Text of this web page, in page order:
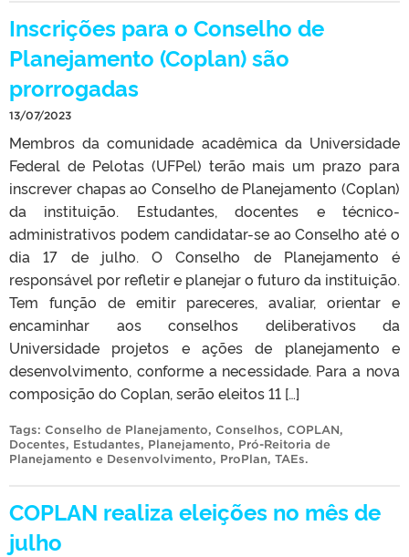
Inscrições para o Conselho de
Planejamento (Coplan) são
prorrogadas
13/07/2023
Membros da comunidade acadêmica da Universidade
Federal de Pelotas (UFPel) terão mais um prazo para
inscrever chapas ao Conselho de Planejamento (Coplan)
da instituição. Estudantes, docentes e técnico-
administrativos podem candidatar-se ao Conselho até o
dia 17 de julho. O Conselho de Planejamento é
responsável por refletir e planejar o futuro da instituição.
Tem função de emitir pareceres, avaliar, orientar e
encaminhar aos conselhos deliberativos da
Universidade projetos e ações de planejamento e
desenvolvimento, conforme a necessidade. Para a nova
composição do Coplan, serão eleitos 11 […]
Tags: Conselho de Planejamento, Conselhos, COPLAN,
Docentes, Estudantes, Planejamento, Pró-Reitoria de
Planejamento e Desenvolvimento, ProPlan, TAEs.
COPLAN realiza eleições no mês de
julho